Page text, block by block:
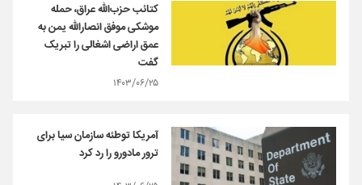
کتائب حزب‌الله عراق، حمله
موشکی موفق انصارالله یمن به
عمق اراضی اشغالی را تبریک
گفت
۱۴۰۳/۰۶/۲۵
آمریکا توطئه سازمان سیا برای
ترور مادورو را رد کرد